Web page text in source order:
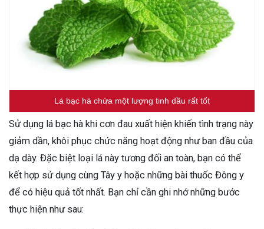
Lá bạc hà chứa một lượng tinh dầu rất tốt
Sử dụng lá bạc hà khi cơn đau xuất hiện khiến tình trạng này
giảm dần, khôi phục chức năng hoạt động như ban đầu của
dạ dày. Đặc biệt loại lá này tương đối an toàn, bạn có thể
kết hợp sử dụng cùng Tây y hoặc những bài thuốc Đông y
để có hiệu quả tốt nhất. Bạn chỉ cần ghi nhớ những bước
thực hiện như sau: